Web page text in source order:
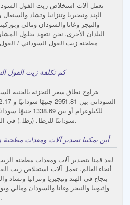
تعمل آلات استخلاص زيت الفول
الهند ونيجيريا وتنزانيا وتشاد والسنغال
والنيجر وغانا والسودان ومالي
البلدان الأخرى. نحن نتعهد بحلول
مطحنة زيت الفول السوداني / الفول
كم تكلفة زيت الفول
يتراوح نطاق سعر التجزئة بالجنيه
سودانيًا للرطل (رطل) في الخرطوم وأم درمان.
أين يمكننا تصدير آلات ومعدات مطحنة
لقد قمنا بتصدير آلات ومعدات مطحنة
أنحاء العالم. تعمل آلات استخلاص زيت
بنجاح في الهند ونيجيريا وتنزانيا وتشاد
وإثيوبيا والنيجر وغانا والسودان ومالي
من البلدان الأخرى.